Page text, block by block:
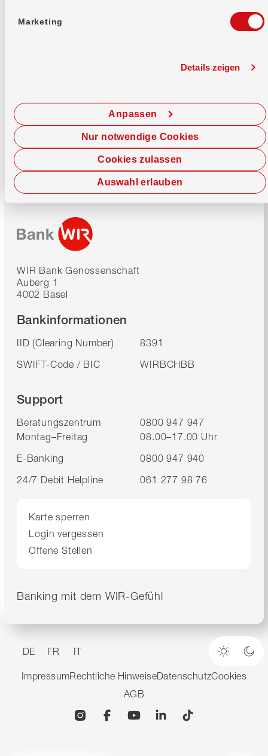
Marketing
Details zeigen
Cookies zulassen
Anpassen
Auswahl erlauben
Nur notwendige Cookies
Jetzt chatten
WIR Bank Genossenschaft
Auberg 1
4002 Basel
Bankinformationen
IID (Clearing Number)
8391
SWIFT-Code / BIC
WIRBCHBB
Support
Beratungszentrum
0800 947 947
Montag–Freitag
08.00–17.00 Uhr
E-Banking
0800 947 940
24/7 Debit Helpline
061 277 98 76
Karte sperren
Login vergessen
Offene Stellen
Banking mit dem WIR-Gefühl
DE FR IT
Heller
ImpressumRechtliche HinweiseDatenschutzCookies
AGB
InstagramFacebookYouTubeLinkedin